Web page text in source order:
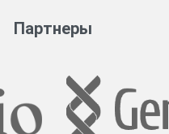
Партнеры